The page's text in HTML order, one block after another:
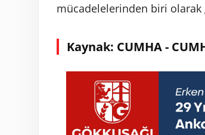
mücadelelerinden biri olarak
Kaynak: CUMHA -